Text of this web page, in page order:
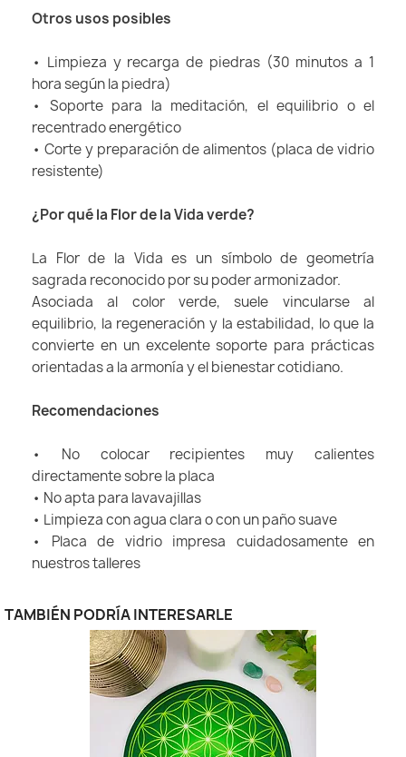
Otros usos posibles
• Limpieza y recarga de piedras (30 minutos a 1
hora según la piedra)
• Soporte para la meditación, el equilibrio o el
recentrado energético
• Corte y preparación de alimentos (placa de vidrio
resistente)
¿Por qué la Flor de la Vida verde?
La Flor de la Vida es un símbolo de geometría
sagrada reconocido por su poder armonizador.
Asociada al color verde, suele vincularse al
equilibrio, la regeneración y la estabilidad, lo que la
convierte en un excelente soporte para prácticas
orientadas a la armonía y el bienestar cotidiano.
Recomendaciones
• No colocar recipientes muy calientes
directamente sobre la placa
• No apta para lavavajillas
• Limpieza con agua clara o con un paño suave
• Placa de vidrio impresa cuidadosamente en
nuestros talleres
TAMBIÉN PODRÍA INTERESARLE